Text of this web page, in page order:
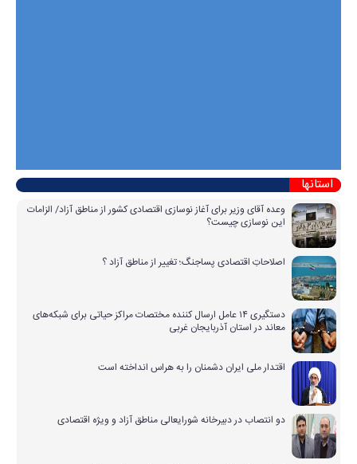
استانها
وعده آقای وزیر برای آغاز نوسازی اقتصادی کشور از مناطق آزاد/ الزامات
این نوسازی چیست؟
اصلاحاتِ اقتصادی پساجنگ؛ تغییر از مناطق آزاد ؟
دستگیری ۱۴ عامل ارسال کننده مختصات مراکز حیاتی برای شبکه‌های
معاند در استان آذربایجان غربی
اقتدار ملی ایران دشمنان را به هراس انداخته است
دو انتصاب در دبیرخانه شورایعالی مناطق آزاد و ویژه اقتصادی